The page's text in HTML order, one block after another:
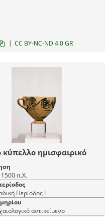
| CC BY-NC-ND 4.0 GR
ημισφαιρικό
π.Χ.
Περίοδος Ι
αντικείμενο